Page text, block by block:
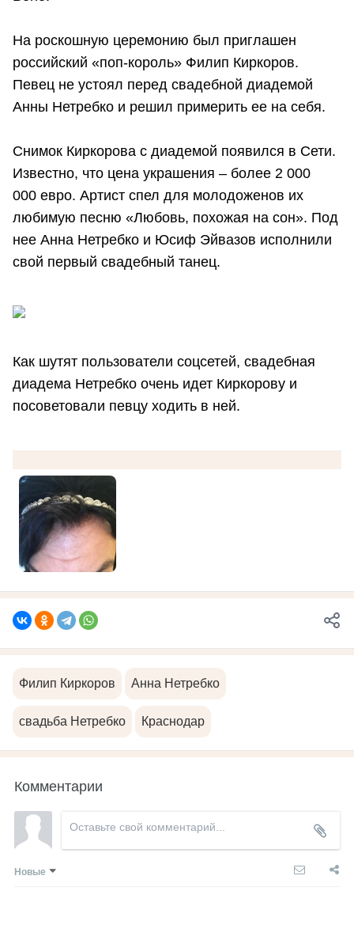
На роскошную церемонию был приглашен
российский «поп-король» Филип Киркоров.
Певец не устоял перед свадебной диадемой
Анны Нетребко и решил примерить ее на себя.
Снимок Киркорова с диадемой появился в Сети.
Известно, что цена украшения – более 2 000
000 евро. Артист спел для молодоженов их
любимую песню «Любовь, похожая на сон». Под
нее Анна Нетребко и Юсиф Эйвазов исполнили
свой первый свадебный танец.
Как шутят пользователи соцсетей, свадебная
диадема Нетребко очень идет Киркорову и
посоветовали певцу ходить в ней.
Филип Киркоров Анна Нетребко
свадьба Нетребко Краснодар
Комментарии
Новые